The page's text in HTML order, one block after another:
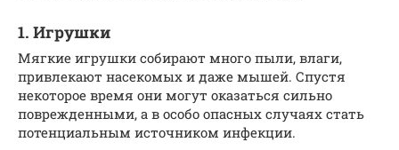
1. Игрушки
Мягкие игрушки собирают много пыли, влаги,
привлекают насекомых и даже мышей. Спустя
некоторое время они могут оказаться сильно
поврежденными, а в особо опасных случаях стать
потенциальным источником инфекции.